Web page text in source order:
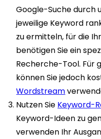
Google-Suche durch
jeweilige Keyword
zu ermitteln, für die
benötigen Sie ein
Recherche-Tool. Für
können Sie jedoch
Wordstream
Nutzen Sie Keyword-
Keyword-Ideen zu
verwenden Ihr